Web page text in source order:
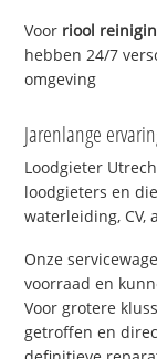
Voor riool
hebben 24/7
omgeving
Jarenlange
Loodgieter
loodgieters en
waterleiding, CV,
Onze
voorraad en
Voor grotere
getroffen en